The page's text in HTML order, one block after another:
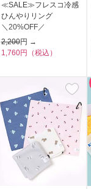
≪SALE≫フレスコ冷感
ひんやりリング
＼20%OFF／
2,200円 →
1,760円（税込）